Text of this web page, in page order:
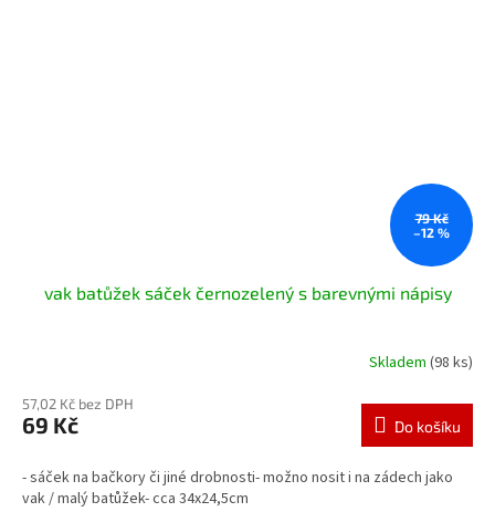
79 Kč
–12 %
vak batůžek sáček černozelený s barevnými nápisy
Skladem (98 ks)
57,02 Kč bez DPH
69 Kč Do košíku
- sáček na bačkory či jiné drobnosti- možno nosit i na zádech jako
vak / malý batůžek- cca 34x24,5cm